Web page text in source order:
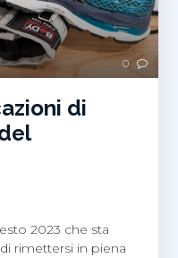
0
di
2023 che sta
rimettersi in piena